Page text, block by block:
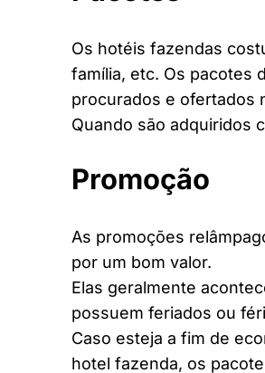
Os hotéis fazendas
família, etc. Os pacotes
procurados e ofertados
Quando são adquiridos
Promoção
As promoções
por um bom valor.
Elas geralmente
possuem feriados ou
Caso esteja a fim de
hotel fazenda, os